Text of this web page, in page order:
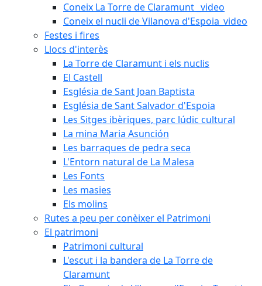
Coneix La Torre de Claramunt _video
Coneix el nucli de Vilanova d'Espoia_video
Festes i fires
Llocs d'interès
La Torre de Claramunt i els nuclis
El Castell
Església de Sant Joan Baptista
Església de Sant Salvador d'Espoia
Les Sitges ibèriques, parc lúdic cultural
La mina Maria Asunción
Les barraques de pedra seca
L'Entorn natural de La Malesa
Les Fonts
Les masies
Els molins
Rutes a peu per conèixer el Patrimoni
El patrimoni
Patrimoni cultural
L'escut i la bandera de La Torre de
Claramunt